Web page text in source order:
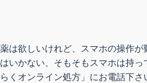
薬は欲しいけれど、スマホの操作
はいかない、そもそもスマホは持
らくオンライン処方」にお電話下